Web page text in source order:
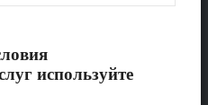
используйте